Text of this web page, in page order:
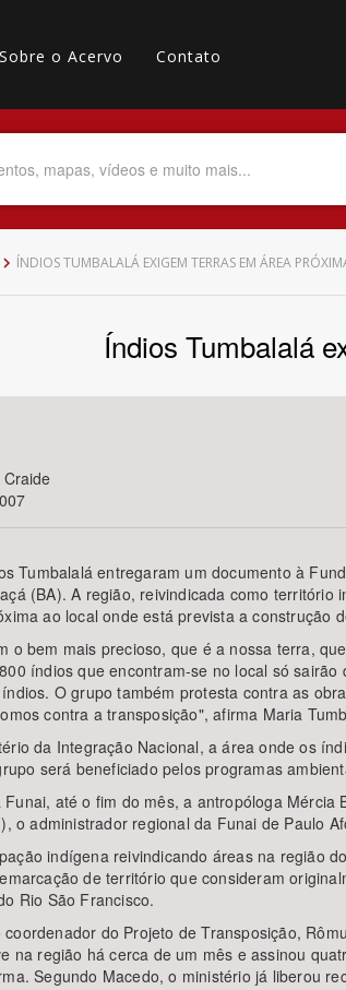
Sobre o Acervo Contato
Até
ÍNDIOS TUMBALALÁ EXIGEM TERRAS EM ÁREA
Índios Tumbalalá
Tumbalalá entregaram um documento à
(BA). A região, reivindicada como
ao local onde está prevista a construção
o bem mais precioso, que é a nossa terra,
índios que encontram-se no local só
O grupo também protesta contra as
contra a transposição", afirma Maria
da Integração Nacional, a área onde os
será beneficiado pelos programas
Funai, até o fim do mês, a antropóloga
o administrador regional da Funai de Paulo
indígena reivindicando áreas na região
de território que consideram
Rio São Francisco.
coordenador do Projeto de Transposição,
na região há cerca de um mês e assinou
Segundo Macedo, o ministério já liberou